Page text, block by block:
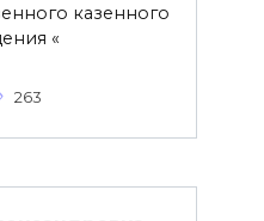
казенного
«
263